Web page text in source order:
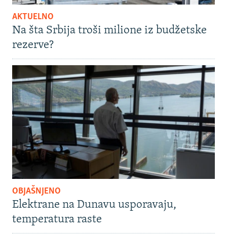
AKTUELNO
Na šta Srbija troši milione iz budžetske
rezerve?
OBJAŠNJENO
Elektrane na Dunavu usporavaju,
temperatura raste